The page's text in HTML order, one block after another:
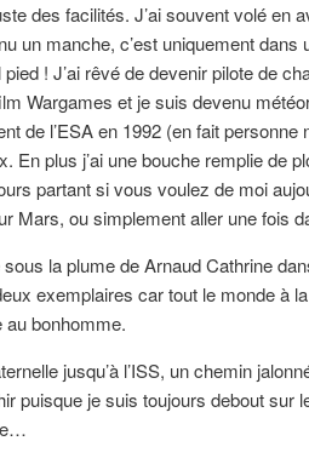
des facilités. J’ai souvent volé en
un manche, c’est uniquement dans
! J’ai rêvé de devenir pilote de
Wargames et je suis devenu
de l’ESA en 1992 (en fait personne
En plus j’ai une bouche remplie de
partant si vous voulez de moi
Mars, ou simplement aller une fois
la plume de Arnaud Cathrine
exemplaires car tout le monde à
bonhomme.
jusqu’à l’ISS, un chemin
puisque je suis toujours debout sur